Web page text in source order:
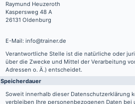
Raymund Heuzeroth
Kaspersweg 48 A
26131 Oldenburg
E-Mail: info@trainer.de
Verantwortliche Stelle ist die natürliche oder
über die Zwecke und Mittel der Verarbeitung
Adressen o. Ä.) entscheidet.
Speicherdauer
Soweit innerhalb dieser Datenschutzerklärung
verbleiben Ihre personenbezogenen Daten